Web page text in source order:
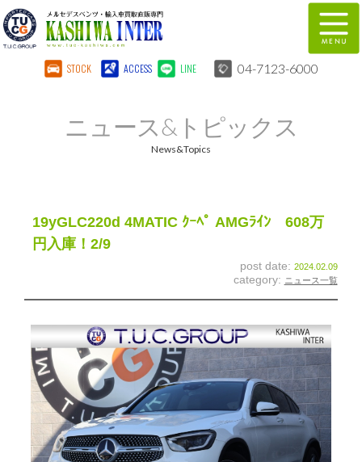
STOCK ACCESS LINE 04-7123-6000
特別作業
注文販売
スタッフ紹介
会社概要 個人情報保護方針
スタッフブログ 納車情報
ホーム T.U.C.GROUP
ニュース&トピックス
News&Topics
19yGLC220d 4MATIC ｸｰﾍﾟ AMGﾗｲﾝ 608万
円入庫！2/9
post date: 2024.02.09
category: ニュース一覧